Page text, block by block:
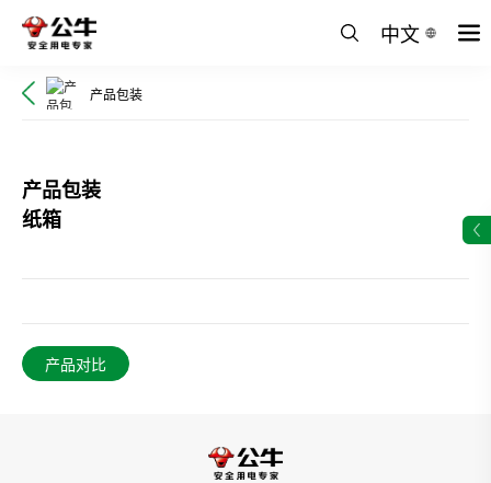
中文
产品包装
产品包装
纸箱
产品对比